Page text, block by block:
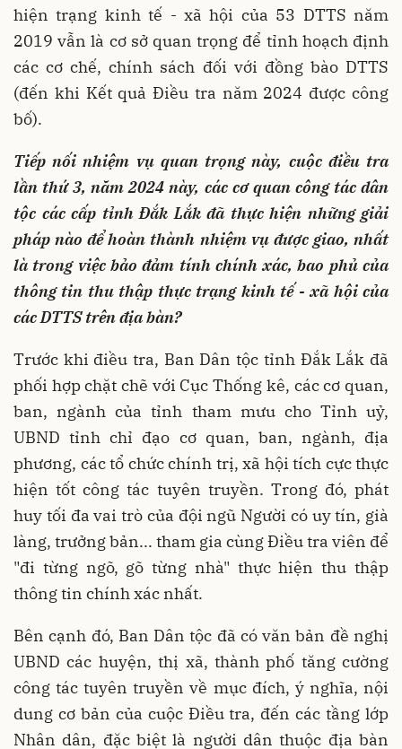
hiện trạng kinh tế - xã hội của 53 DTTS năm
2019 vẫn là cơ sở quan trọng để tỉnh hoạch định
các cơ chế, chính sách đối với đồng bào DTTS
(đến khi Kết quả Điều tra năm 2024 được công
bố).
Tiếp nối nhiệm vụ quan trọng này, cuộc điều tra
lần thứ 3, năm 2024 này, các cơ quan công tác dân
tộc các cấp tỉnh Đắk Lắk đã thực hiện những giải
pháp nào để hoàn thành nhiệm vụ được giao, nhất
là trong việc bảo đảm tính chính xác, bao phủ của
thông tin thu thập thực trạng kinh tế - xã hội của
các DTTS trên địa bàn?
Trước khi điều tra, Ban Dân tộc tỉnh Đắk Lắk đã
phối hợp chặt chẽ với Cục Thống kê, các cơ quan,
ban, ngành của tỉnh tham mưu cho Tỉnh uỷ,
UBND tỉnh chỉ đạo cơ quan, ban, ngành, địa
phương, các tổ chức chính trị, xã hội tích cực thực
hiện tốt công tác tuyên truyền. Trong đó, phát
huy tối đa vai trò của đội ngũ Người có uy tín, già
làng, trưởng bản... tham gia cùng Điều tra viên để
"đi từng ngõ, gõ từng nhà" thực hiện thu thập
thông tin chính xác nhất.
Bên cạnh đó, Ban Dân tộc đã có văn bản đề nghị
UBND các huyện, thị xã, thành phố tăng cường
công tác tuyên truyền về mục đích, ý nghĩa, nội
dung cơ bản của cuộc Điều tra, đến các tầng lớp
Nhân dân, đặc biệt là người dân thuộc địa bàn